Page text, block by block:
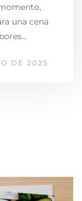
una cena
DE 2025